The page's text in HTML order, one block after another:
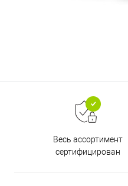
Весь ассортимент
сертифицирован